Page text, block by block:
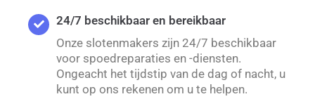
24/7 beschikbaar en bereikbaar
Onze slotenmakers zijn 24/7 beschikbaar
voor spoedreparaties en -diensten.
Ongeacht het tijdstip van de dag of nacht, u
kunt op ons rekenen om u te helpen.